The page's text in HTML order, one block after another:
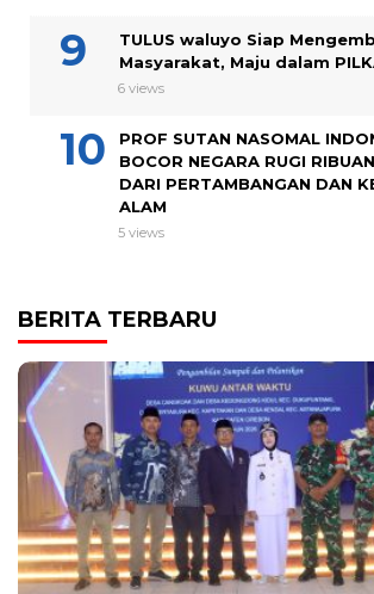
TULUS waluyo Siap
Masyarakat, Maju dalam
6 views
PROF SUTAN NASOMAL
BOCOR NEGARA RUGI
DARI PERTAMBANGAN DAN
ALAM
5 views
BERITA TERBARU